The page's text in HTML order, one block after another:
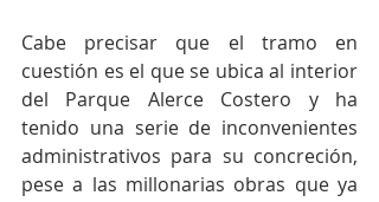
Cabe precisar que el tramo en
cuestión es el que se ubica al interior
del Parque Alerce Costero y ha
tenido una serie de inconvenientes
administrativos para su concreción,
pese a las millonarias obras que ya